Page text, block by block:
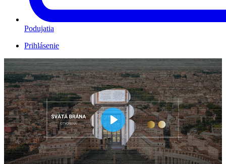
Podujatia
Prihlásenie
Play